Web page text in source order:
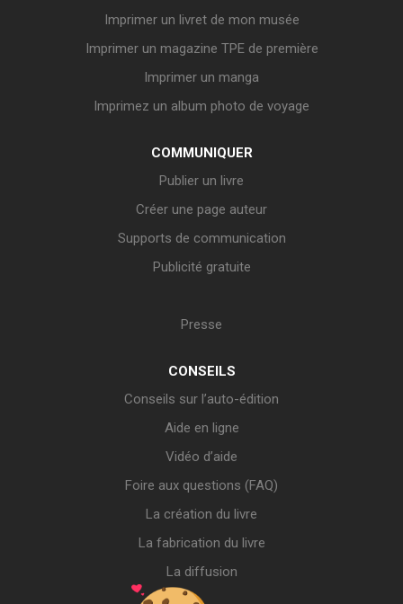
Imprimer un livret de mon musée
Imprimer un magazine TPE de première
Imprimer un manga
Imprimez un album photo de voyage
COMMUNIQUER
Publier un livre
Créer une page auteur
Supports de communication
Publicité gratuite
Presse
CONSEILS
Conseils sur l’auto-édition
Aide en ligne
Vidéo d’aide
Foire aux questions (FAQ)
La création du livre
La fabrication du livre
La diffusion